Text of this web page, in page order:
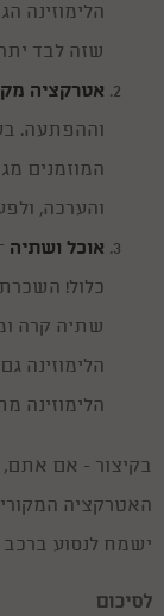
הלימוזינה
שזה לבד
אטרקציה
וההפתעה.
המוזמנים
והערכה,
אוכל ושתיה
כלול!
שתיה קרה
הלימוזינה
הלימוזינה
בקיצור - אם אתם,
האטרקציה
ישמח לנסוע ברכב
לסיכום
ימי הולדת לבנים
25/12/2016
ובחירת הפעלות לימי
עושים זאת? בשביל זה
למה לבחור
11/12/2015
עולם רווי בפטנזיה
17/07/2015
בבחירת ליצן או
ששש... מקליטים!
מרגשת ומעניינת של